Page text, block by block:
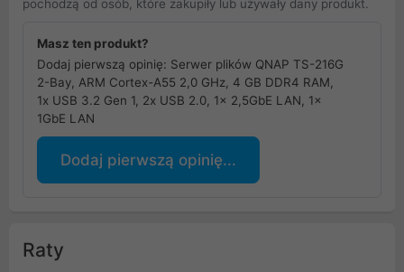
pochodzą od osób, które zakupiły lub używały dany produkt.
Masz ten produkt?
Dodaj pierwszą opinię: Serwer plików QNAP TS-216G
2-Bay, ARM Cortex-A55 2,0 GHz, 4 GB DDR4 RAM,
1x USB 3.2 Gen 1, 2x USB 2.0, 1x 2,5GbE LAN, 1x
1GbE LAN
Dodaj pierwszą opinię...
Raty